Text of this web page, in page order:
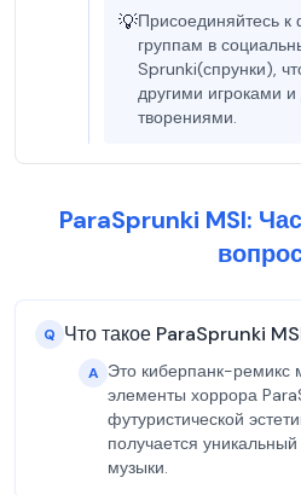
💡Присоединяйтесь
группам в
Sprunki(спрунки),
другими игроками
творениями.
ParaSprunki MSI:
Q Что такое ParaSprunki
A Это киберпанк-ремикс
элементы хоррора
футуристической
получается
музыки.